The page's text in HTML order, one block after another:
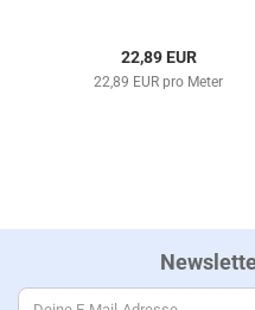
22,89 EUR
22,89 EUR pro Meter